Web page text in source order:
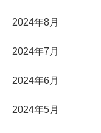
2024年8月
2024年7月
2024年6月
2024年5月